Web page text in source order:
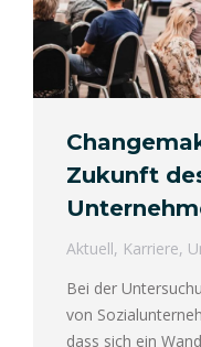
Zukunft
Aktuell, Karriere,
Bei der
von
dass sich ein